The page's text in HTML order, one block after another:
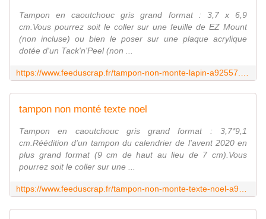
Tampon en caoutchouc gris grand format : 3,7 x 6,9
cm.Vous pourrez soit le coller sur une feuille de EZ Mount
(non incluse) ou bien le poser sur une plaque acrylique
dotée d'un Tack'n'Peel (non ...
tampon non monté texte noel
Tampon en caoutchouc gris grand format : 3,7*9,1
cm.Réédition d'un tampon du calendrier de l'avent 2020 en
plus grand format (9 cm de haut au lieu de 7 cm).Vous
pourrez soit le coller sur une ...